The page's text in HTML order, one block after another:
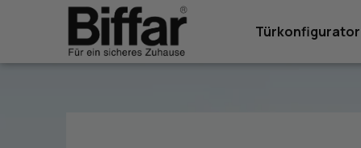
Türkonfigurator